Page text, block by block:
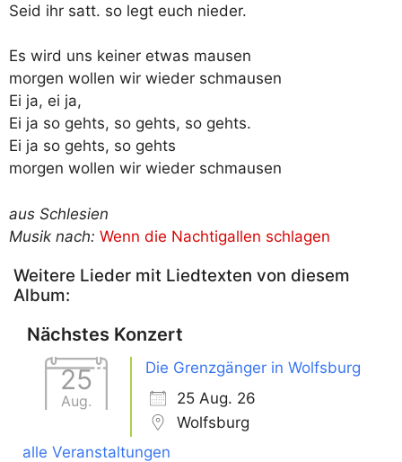
Seid ihr satt. so legt euch nieder.
Es wird uns keiner etwas mausen
morgen wollen wir wieder schmausen
Ei ja, ei ja,
Ei ja so gehts, so gehts, so gehts.
Ei ja so gehts, so gehts
morgen wollen wir wieder schmausen
aus Schlesien
Musik nach: Wenn die Nachtigallen schlagen
Weitere Lieder mit Liedtexten von diesem
Album:
Nächstes Konzert
25
Aug.
Die Grenzgänger in Wolfsburg
25 Aug. 26
Wolfsburg
alle Veranstaltungen